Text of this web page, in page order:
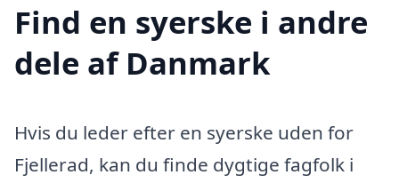
Find en syerske i andre
dele af Danmark
Hvis du leder efter en syerske uden for
Fjellerad, kan du finde dygtige fagfolk i